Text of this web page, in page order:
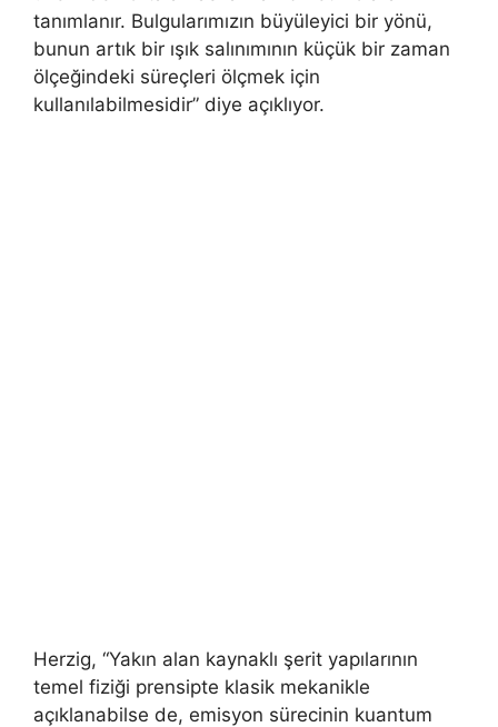
tanımlanır. Bulgularımızın büyüleyici bir yönü,
bunun artık bir ışık salınımının küçük bir zaman
ölçeğindeki süreçleri ölçmek için
kullanılabilmesidir” diye açıklıyor.
Herzig, “Yakın alan kaynaklı şerit yapılarının
temel fiziği prensipte klasik mekanikle
açıklanabilse de, emisyon sürecinin kuantum